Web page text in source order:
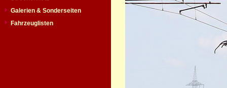
Galerien & Sonderseiten
Fahrzeuglisten